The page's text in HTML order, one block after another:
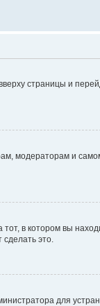
страницы и
модераторам и
в котором вы
сделать это.
для